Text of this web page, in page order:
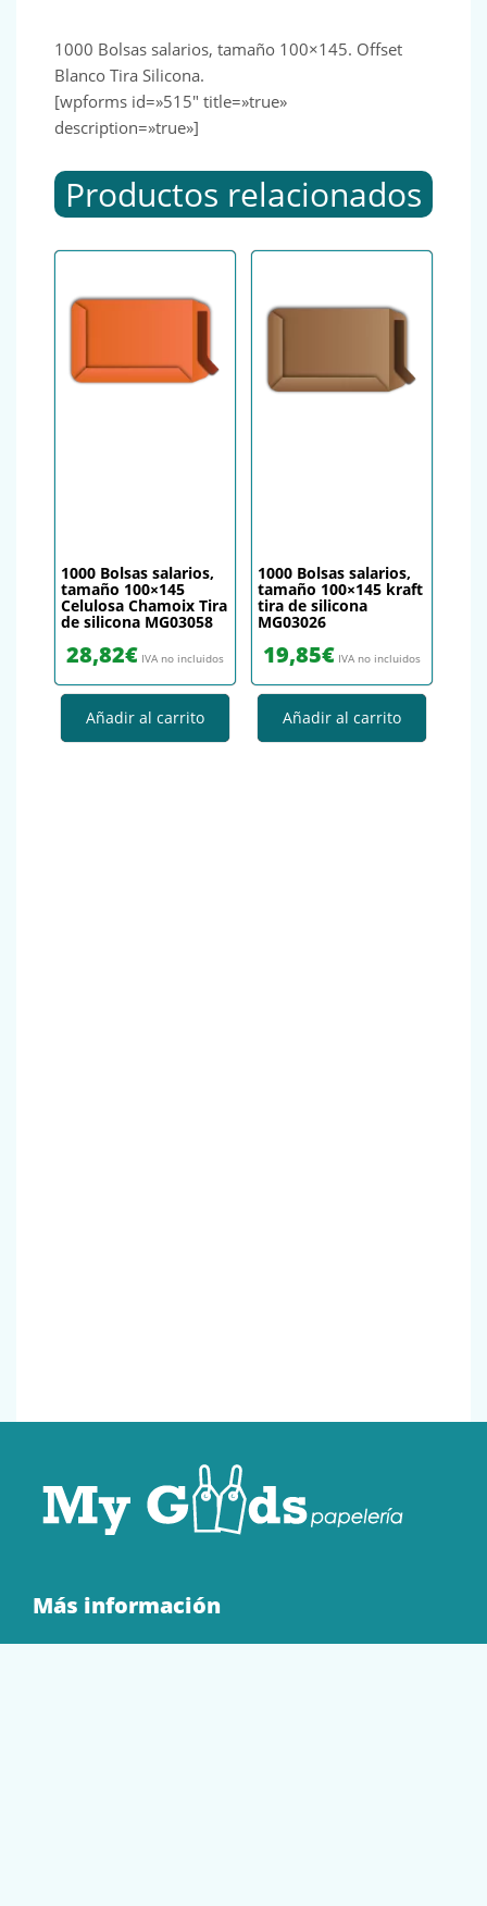
1000 Bolsas salarios, tamaño 100×145. Offset
Blanco Tira Silicona.
[wpforms id=»515″ title=»true»
description=»true»]
Productos relacionados
1000 Bolsas salarios,
tamaño 100×145
Celulosa Chamoix Tira
de silicona MG03058
28,82€ IVA no incluidos
Añadir al carrito
1000 Bolsas salarios,
tamaño 100×145 kraft
tira de silicona
MG03026
19,85€ IVA no incluidos
Añadir al carrito
Más información